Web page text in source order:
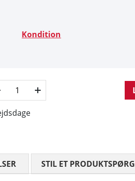
Kondition
GENNEMSNITLIG
STIL ET